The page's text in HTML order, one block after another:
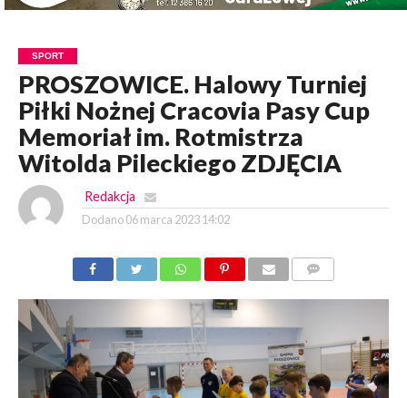
SPORT
PROSZOWICE. Halowy Turniej
Piłki Nożnej Cracovia Pasy Cup
Memoriał im. Rotmistrza
Witolda Pileckiego ZDJĘCIA
Redakcja
Dodano 06 marca 2023 14:02